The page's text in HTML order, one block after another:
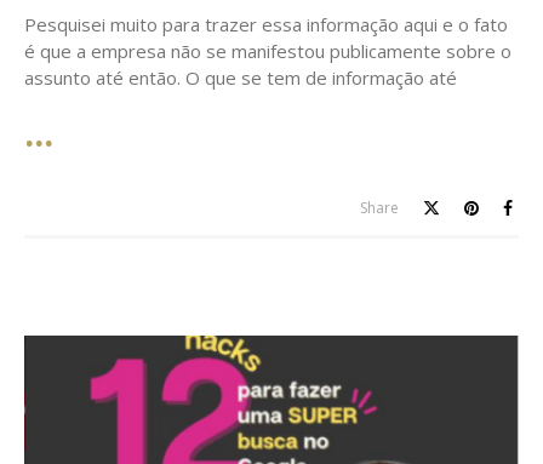
Pesquisei muito para trazer essa informação aqui e o fato
é que a empresa não se manifestou publicamente sobre o
assunto até então. O que se tem de informação até
Share